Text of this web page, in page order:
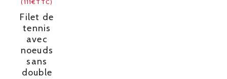
(111€TTC)
Filet de
tennis
avec
noeuds
sans
double